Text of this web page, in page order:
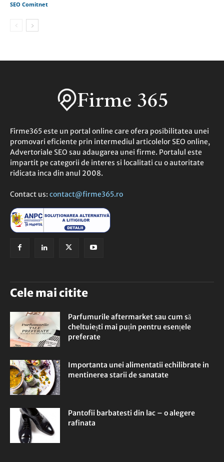
SEO Comitnet
Firme365 este un portal online care ofera posibilitatea unei
promovari eficiente prin intermediul articolelor SEO online,
Advertoriale SEO sau adaugarea unei firme. Portalul este
impartit pe categorii de interes si localitati cu o autoritate
ridicata inca din anul 2008.
Contact us: contact@firme365.ro
Cele mai citite
Parfumurile aftermarket sau cum să
cheltuiești mai puțin pentru esențele
preferate
Importanta unei alimentatii echilibrate in
mentinerea starii de sanatate
Pantofii barbatesti din lac – o alegere
rafinata